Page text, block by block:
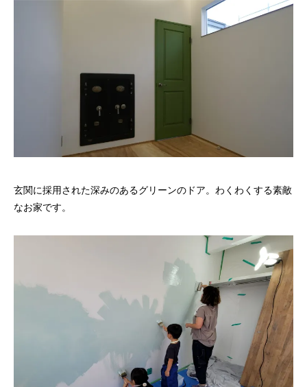
玄関に採用された深みのあるグリーンのドア。わくわくする素敵
なお家です。